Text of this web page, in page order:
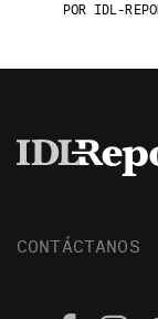
POR IDL-
CONTÁCTANOS